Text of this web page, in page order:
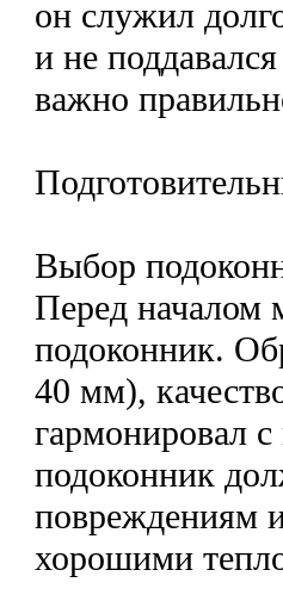
он служил
и не
важно
Выбор
Перед началом
подоконник.
40 мм),
гармонировал
подоконник
повреждениям
хорошими